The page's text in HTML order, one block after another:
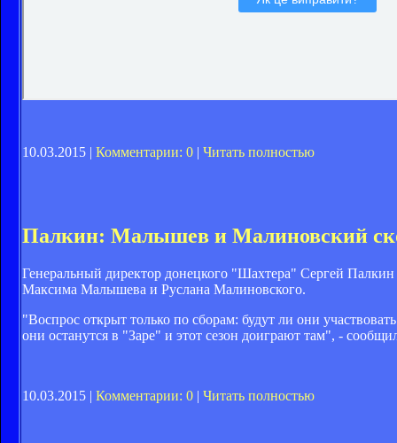
10.03.2015 | Комментарии: 0 | Читать полностью
Палкин: Малышев и Малиновский
Генеральный директор донецкого "Шахтера" Сергей
Максима Малышева и Руслана Малиновского.
"Воспрос открыт только по сборам: будут ли они
они останутся в "Заре" и этот сезон доиграют там", -
10.03.2015 | Комментарии: 0 | Читать полностью